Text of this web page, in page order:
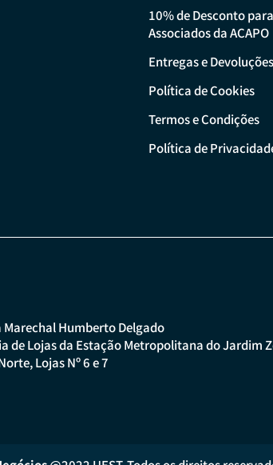
10% de Desconto para
Associados da ACAPO
Entregas e Devoluções
Política de Cookies
Termos e Condições
Política de
Marechal Humberto Delgado
de Lojas da Estação Metropolitana do Jardim
Lojas Nº 6 e 7